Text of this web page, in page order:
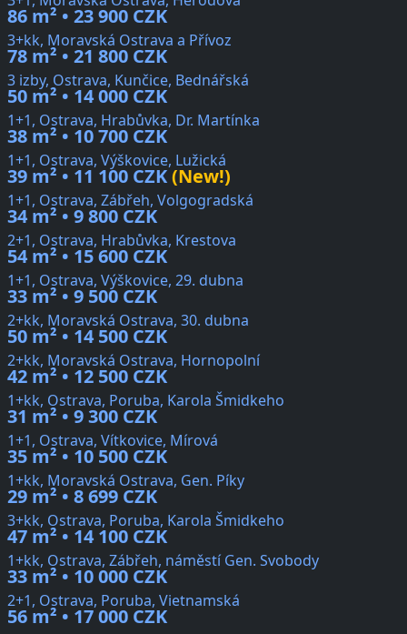
86 m² • 23 900 CZK
3+kk, Moravská Ostrava a Přívoz
78 m² • 21 800 CZK
3 izby, Ostrava, Kunčice, Bednářská
50 m² • 14 000 CZK
1+1, Ostrava, Hrabůvka, Dr. Martínka
38 m² • 10 700 CZK
1+1, Ostrava, Výškovice, Lužická
39 m² • 11 100 CZK(New!)
1+1, Ostrava, Zábřeh, Volgogradská
34 m² • 9 800 CZK
2+1, Ostrava, Hrabůvka, Krestova
54 m² • 15 600 CZK
1+1, Ostrava, Výškovice, 29. dubna
33 m² • 9 500 CZK
2+kk, Moravská Ostrava, 30. dubna
50 m² • 14 500 CZK
2+kk, Moravská Ostrava, Hornopolní
42 m² • 12 500 CZK
1+kk, Ostrava, Poruba, Karola Šmidkeho
31 m² • 9 300 CZK
1+1, Ostrava, Vítkovice, Mírová
35 m² • 10 500 CZK
1+kk, Moravská Ostrava, Gen. Píky
29 m² • 8 699 CZK
3+kk, Ostrava, Poruba, Karola Šmidkeho
47 m² • 14 100 CZK
1+kk, Ostrava, Zábřeh, náměstí Gen. Svobody
33 m² • 10 000 CZK
2+1, Ostrava, Poruba, Vietnamská
56 m² • 17 000 CZK